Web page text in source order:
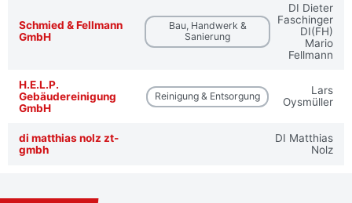
Schmied & Fellmann
GmbH
Bau, Handwerk &
Sanierung
DI Dieter
Faschinger
DI(FH)
Mario
Fellmann
H.E.L.P.
Gebäudereinigung
GmbH
Reinigung & Entsorgung
Lars
Oysmüller
di matthias nolz zt-
gmbh
DI Matthias
Nolz